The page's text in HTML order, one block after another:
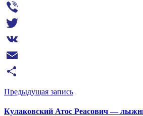
Messenger
Viber
Twitter
VK
Email
Отправить
Предыдущая запись
Кулаковский Атос Реасович —